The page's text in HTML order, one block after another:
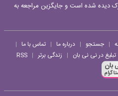
دیده شده است و جایگزین مراجعه به
| جستجو | درباره ما | تماس با ما |
تبلیغ در نی نی بان | زندگی برتر |
RSS